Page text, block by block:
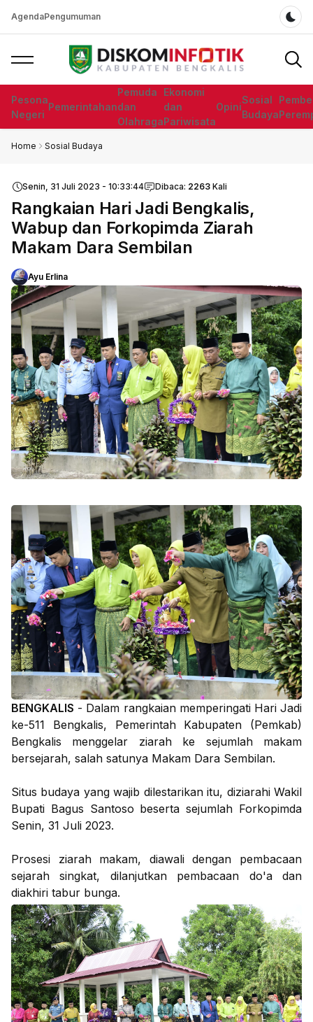
AgendaPengumuman
Pesona
Negeri
Pemerintahan
Pemuda
dan
Olahraga
Ekonomi
dan
Pariwisata
Opini
Sosial
Budaya
Home Sosial Budaya
Senin, 31 Juli 2023 - 10:33:44 Dibaca: 2263 Kali
Rangkaian Hari Jadi Bengkalis,
Wabup dan Forkopimda Ziarah
Makam Dara Sembilan
Ayu Erlina
BENGKALIS - Dalam rangkaian memperingati Hari Jadi
ke-511 Bengkalis, Pemerintah Kabupaten (Pemkab)
Bengkalis menggelar ziarah ke sejumlah makam
bersejarah, salah satunya Makam Dara Sembilan.
Situs budaya yang wajib dilestarikan itu, diziarahi Wakil
Bupati Bagus Santoso beserta sejumlah Forkopimda
Senin, 31 Juli 2023.
Prosesi ziarah makam, diawali dengan pembacaan
sejarah singkat, dilanjutkan pembacaan do'a dan
diakhiri tabur bunga.